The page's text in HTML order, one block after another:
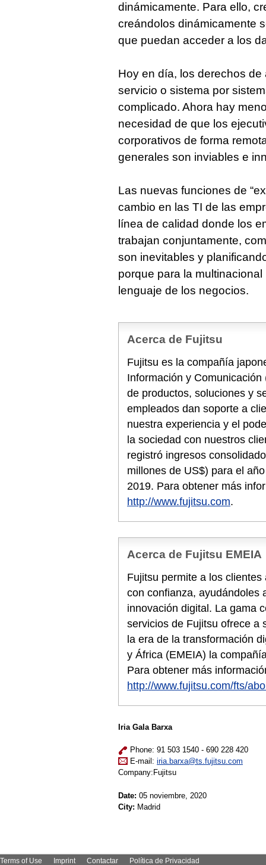
dinámicamente. Para ello,
creándolos dinámicamente
que puedan acceder a los
Hoy en día, los derechos
servicio o sistema por
complicado. Ahora hay
necesidad de que los
corporativos de forma
generales son inviables e
Las nuevas funciones de
cambio en las TI de las
línea de calidad donde los
trabajan conjuntamente,
son inevitables y
porque para la
lenguaje de los negocios.
Acerca de Fujitsu
Fujitsu es la compañía
Información y
de productos, soluciones y
empleados dan soporte a
nuestra experiencia y el
la sociedad con nuestros
registró ingresos
millones de US$) para el
2019. Para obtener más
http://www.fujitsu.com.
Acerca de Fujitsu EMEIA
Fujitsu permite a los
con confianza, ayudándoles
innovación digital. La gama
servicios de Fujitsu ofrece a
la era de la transformación
y África (EMEIA) la
Para obtener más
http://www.fujitsu.com/fts/
Iria Gala Barxa
Phone: 91 503 1540 - 690 228 420
E-mail: iria.barxa@ts.fujitsu.com
Company:Fujitsu
Date: 05 noviembre, 2020
City: Madrid
Terms of Use Imprint Contactar Política de Privacidad